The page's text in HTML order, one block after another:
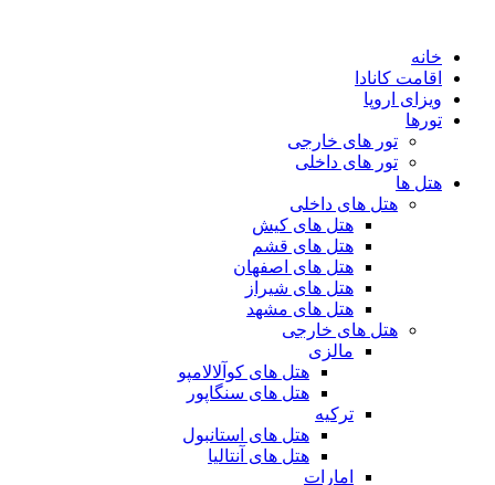
محتوا
خانه
اقامت کانادا
ویزای اروپا
تورها
تور های خارجی
تور های داخلی
هتل ها
هتل های داخلی
هتل های کیش
هتل های قشم
هتل های اصفهان
هتل های شیراز
هتل های مشهد
هتل های خارجی
مالزی
هتل های کوآلالامپو
هتل های سنگاپور
ترکیه
هتل های استانبول
هتل های آنتالیا
امارات